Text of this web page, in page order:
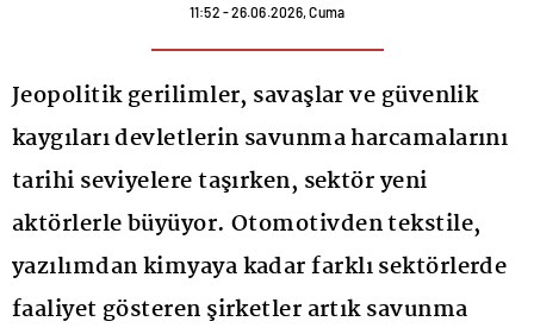
11:52 - 26.06.2026, Cuma
Jeopolitik gerilimler, savaşlar ve güvenlik
kaygıları devletlerin savunma harcamalarını
tarihi seviyelere taşırken, sektör yeni
aktörlerle büyüyor. Otomotivden tekstile,
yazılımdan kimyaya kadar farklı sektörlerde
faaliyet gösteren şirketler artık savunma